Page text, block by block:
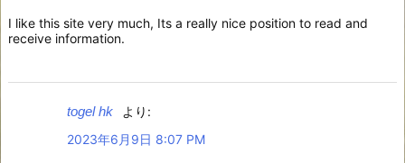
I like this site very much, Its a really nice position to read and
receive information.
togel hk
より:
2023年6月9日 8:07 PM